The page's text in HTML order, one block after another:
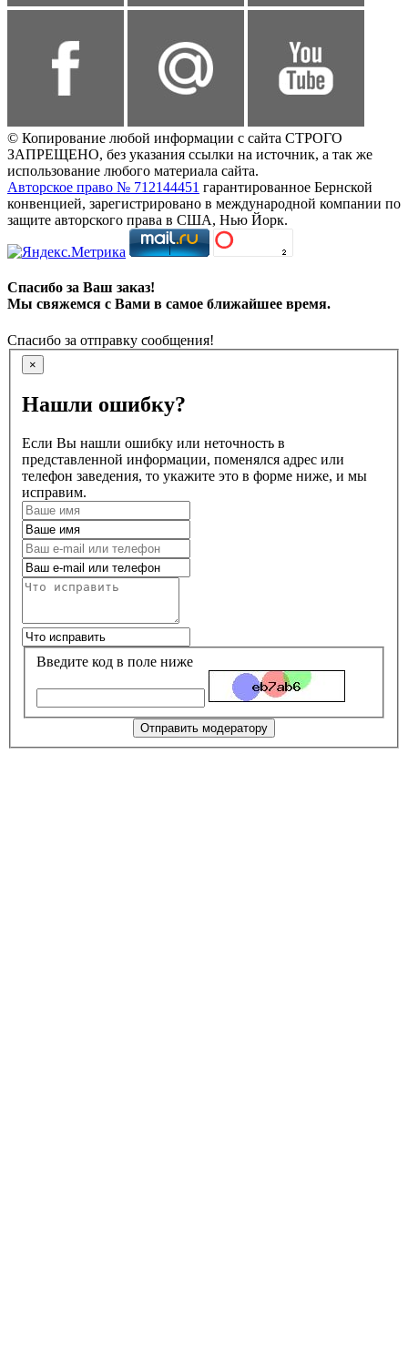
© Копирование любой информации с сайта СТРОГО
ЗАПРЕЩЕНО, без указания ссылки на источник, а так же
использование любого материала сайта.
Авторское право № 712144451 гарантированное Бернской
конвенцией, зарегистрировано в международной компании по
защите авторского права в США, Нью Йорк.
Спасибо за Ваш заказ!
Мы свяжемся с Вами в самое ближайшее время.
Спасибо за отправку сообщения!
×
Нашли ошибку?
Если Вы нашли ошибку или неточность в
представленной информации, поменялся адрес или
телефон заведения, то укажите это в форме ниже, и мы
исправим.
Введите код в поле ниже
Отправить модератору